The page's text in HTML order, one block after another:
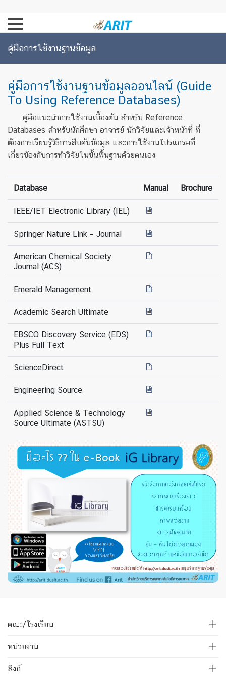
คู่มือการใช้งานฐานข้อมูล
คู่มือการใช้งานฐานข้อมูลออนไลน์ (Guide
To Using Reference Databases)
คู่มือแนะนำการใช้งานเบื้องต้น สำหรับ Reference
Databases สำหรับนักศึกษา อาจารย์ นักวิจัยและเจ้าหน้าที่ ที่
ต้องการเรียนรู้วิธีการสืบค้นข้อมูล และการใช้งานโปรแกรมที่
เกี่ยวข้องกับการทำวิจัยในขั้นพื้นฐานด้วยตนเอง
Database Manual Brochure
IEEE/IET Electronic Library (IEL)
Springer Nature Link – Journal
American Chemical Society
Journal (ACS)
Emerald Management
Academic Search Ultimate
EBSCO Discovery Service (EDS)
Plus Full Text
ScienceDirect
Engineering Source
Applied Science & Technology
Source Ultimate (ASTSU)
คณะ/โรงเรียน
หน่วยงาน
ลิงก์